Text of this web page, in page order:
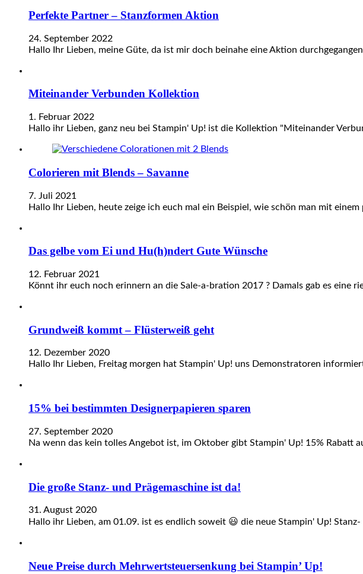
Perfekte Partner – Stanzformen Aktion
24. September 2022
Hallo Ihr Lieben, meine Güte, da ist mir doch beinahe eine Aktion
Miteinander Verbunden Kollektion
1. Februar 2022
Hallo ihr Lieben, ganz neu bei Stampin' Up! ist die Kollektion "Miteinander
Colorieren mit Blends – Savanne
7. Juli 2021
Hallo Ihr Lieben, heute zeige ich euch mal ein Beispiel, wie schön man mit
Das gelbe vom Ei und Hu(h)ndert Gute Wünsche
12. Februar 2021
Könnt ihr euch noch erinnern an die Sale-a-bration 2017 ? Damals gab es eine
Grundweiß kommt – Flüsterweiß geht
12. Dezember 2020
Hallo Ihr Lieben, Freitag morgen hat Stampin' Up! uns Demonstratoren
15% bei bestimmten Designerpapieren sparen
27. September 2020
Na wenn das kein tolles Angebot ist, im Oktober gibt Stampin' Up! 15% Rabatt
Die große Stanz- und Prägemaschine ist da!
31. August 2020
Hallo ihr Lieben, am 01.09. ist es endlich soweit 😃 die neue Stampin' Up!
Neue Preise durch Mehrwertsteuersenkung bei Stampin’ Up!